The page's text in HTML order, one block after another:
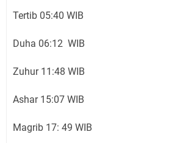
Tertib 05:40 WIB
Duha 06:12 WIB
Zuhur 11:48 WIB
Ashar 15:07 WIB
Magrib 17: 49 WIB